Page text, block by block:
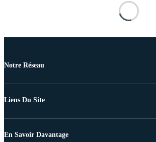
Notre Réseau
Liens Du Site
En Savoir Davantage